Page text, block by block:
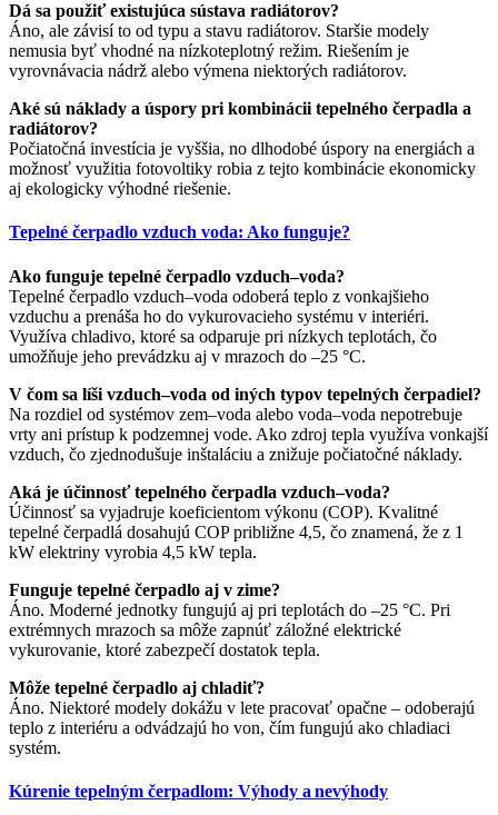
Dá sa použiť existujúca sústava radiátorov?
Áno, ale závisí to od typu a stavu radiátorov. Staršie modely
nemusia byť vhodné na nízkoteplotný režim. Riešením je
vyrovnávacia nádrž alebo výmena niektorých radiátorov.
Aké sú náklady a úspory pri kombinácii tepelného čerpadla a
radiátorov?
Počiatočná investícia je vyššia, no dlhodobé úspory na energiách a
možnosť využitia fotovoltiky robia z tejto kombinácie ekonomicky
aj ekologicky výhodné riešenie.
Tepelné čerpadlo vzduch voda: Ako funguje?
Ako funguje tepelné čerpadlo vzduch–voda?
Tepelné čerpadlo vzduch–voda odoberá teplo z vonkajšieho
vzduchu a prenáša ho do vykurovacieho systému v interiéri.
Využíva chladivo, ktoré sa odparuje pri nízkych teplotách, čo
umožňuje jeho prevádzku aj v mrazoch do –25 °C.
V čom sa líši vzduch–voda od iných typov tepelných čerpadiel?
Na rozdiel od systémov zem–voda alebo voda–voda nepotrebuje
vrty ani prístup k podzemnej vode. Ako zdroj tepla využíva vonkajší
vzduch, čo zjednodušuje inštaláciu a znižuje počiatočné náklady.
Aká je účinnosť tepelného čerpadla vzduch–voda?
Účinnosť sa vyjadruje koeficientom výkonu (COP). Kvalitné
tepelné čerpadlá dosahujú COP približne 4,5, čo znamená, že z 1
kW elektriny vyrobia 4,5 kW tepla.
Funguje tepelné čerpadlo aj v zime?
Áno. Moderné jednotky fungujú aj pri teplotách do –25 °C. Pri
extrémnych mrazoch sa môže zapnúť záložné elektrické
vykurovanie, ktoré zabezpečí dostatok tepla.
Môže tepelné čerpadlo aj chladiť?
Áno. Niektoré modely dokážu v lete pracovať opačne – odoberajú
teplo z interiéru a odvádzajú ho von, čím fungujú ako chladiaci
systém.
Kúrenie tepelným čerpadlom: Výhody a nevýhody